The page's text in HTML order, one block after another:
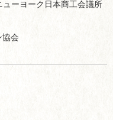
ーヨーク日本商工会議所
協会